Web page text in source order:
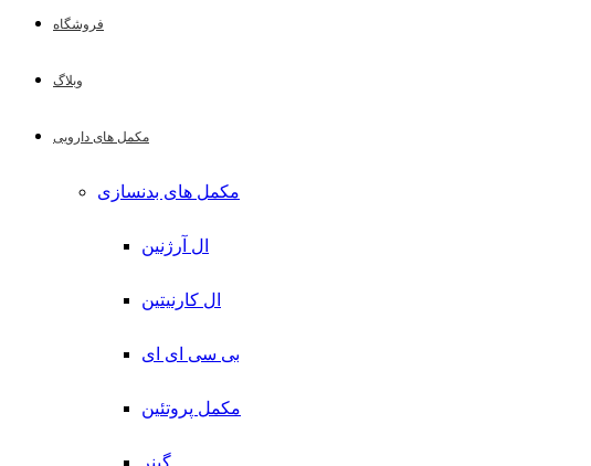
فروشگاه
وبلاگ
مکمل های دارویی
مکمل های بدنسازی
ال آرژنین
ال کارنیتین
بی سی ای ای
مکمل پروتئین
گینر